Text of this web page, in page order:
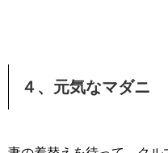
４、元気なマダニ